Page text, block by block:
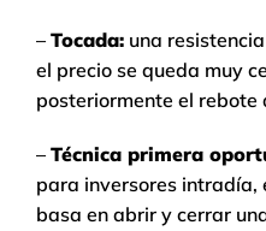
– Tocada: una
el precio se queda muy
posteriormente el rebote
– Técnica primera
para inversores intradía,
basa en abrir y cerrar